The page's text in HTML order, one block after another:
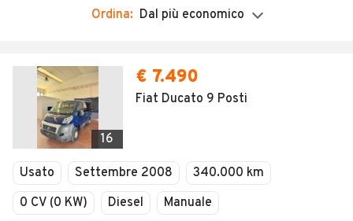
Noleggio a lungo termine
Moto
Camper
Veicoli Commerciali
Concessionari
Ordina: Dal più economico